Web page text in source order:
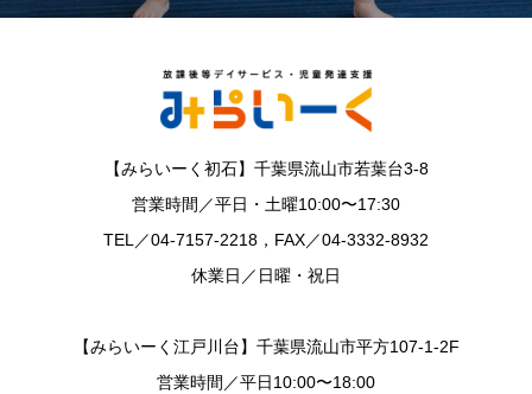
【みらいーく初石】千葉県流山市若葉台3-8
営業時間／平日・土曜10:00〜17:30
TEL／04-7157-2218，FAX／04-3332-8932
休業日／日曜・祝日
【みらいーく江戸川台】千葉県流山市平方107-1-2F
営業時間／平日10:00〜18:00